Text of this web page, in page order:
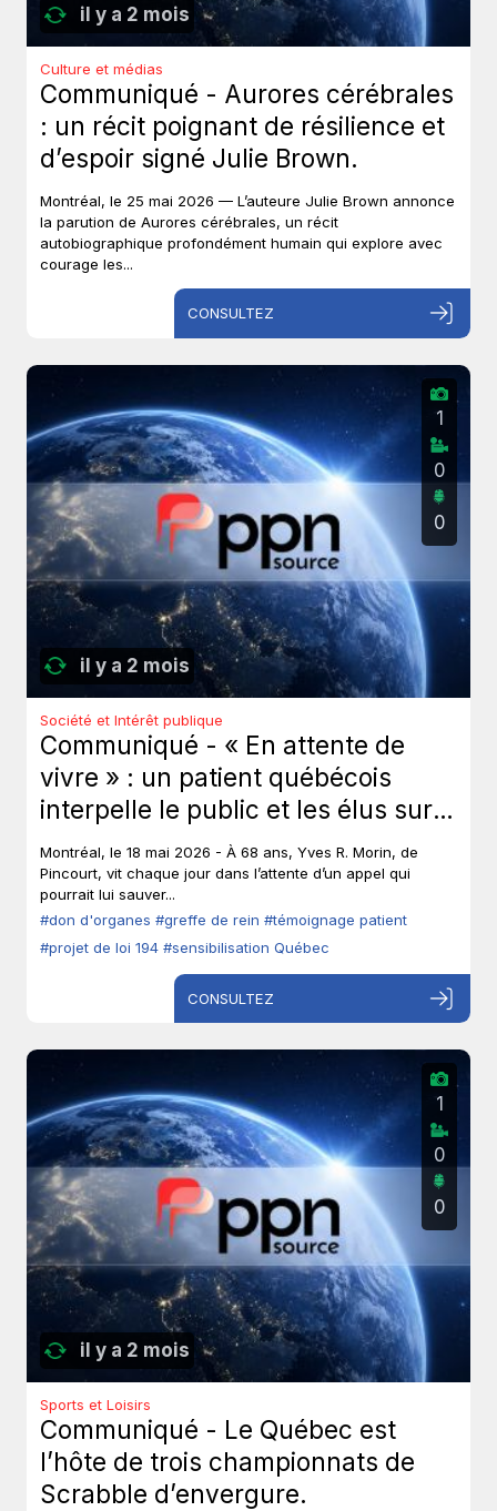
il y a 2 mois
Culture et médias
Communiqué - Aurores cérébrales
: un récit poignant de résilience et
d’espoir signé Julie Brown.
Montréal, le 25 mai 2026 — L’auteure Julie Brown annonce
la parution de Aurores cérébrales, un récit
autobiographique profondément humain qui explore avec
courage les...
CONSULTEZ
il y a 2 mois
1
0
0
Société et Intérêt publique
Communiqué - « En attente de
vivre » : un patient québécois
interpelle le public et les élus sur
le don d’organes.
Montréal, le 18 mai 2026 - À 68 ans, Yves R. Morin, de
Pincourt, vit chaque jour dans l’attente d’un appel qui
pourrait lui sauver...
#don d'organes #greffe de rein #témoignage patient
#projet de loi 194 #sensibilisation Québec
CONSULTEZ
il y a 2 mois
1
0
0
Sports et Loisirs
Communiqué - Le Québec est
l’hôte de trois championnats de
Scrabble d’envergure.